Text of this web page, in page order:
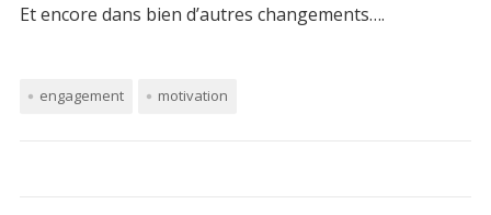
Et encore dans bien d’autres changements….
engagement motivation